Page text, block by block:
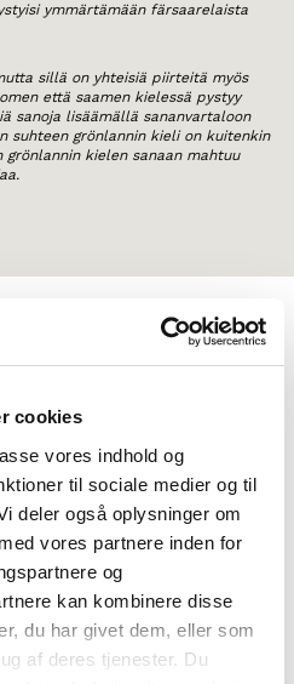
cookies
vores indhold og
til sociale medier og til
deler også oplysninger om
vores partnere inden for
og
kan kombinere disse
du har givet dem, eller som
af deres tjenester. Du
1-3 oppituntia
ymmärtämään färsaarelaista
sillä on yhteisiä piirteitä myös
että saamen kielessä pystyy
sanoja lisäämällä sananvartaloon
suhteen grönlannin kieli on kuitenkin
kielen sanaan mahtuu